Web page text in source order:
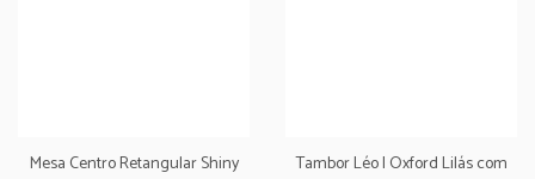
Mesa Centro Retangular Shiny
Tambor Léo I Oxford Lilás com